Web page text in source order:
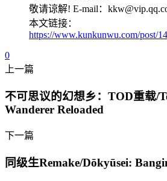
敬请谅解! E-mail：
本文链接：
https://www.kunkunwu.com/post/
0
上一篇
不可思议的幻想乡：TOD重载/
Wanderer Reloaded
下一篇
同级生Remake/Dōkyūsei: